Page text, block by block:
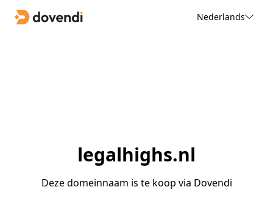
Nederlands
legalhighs.nl
Deze domeinnaam is te koop via Dovendi